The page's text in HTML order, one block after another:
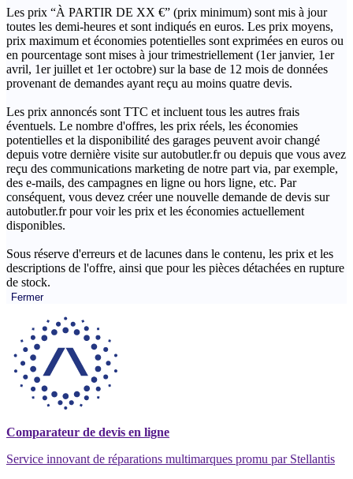
Les prix “À PARTIR DE XX €” (prix minimum) sont mis à jour
toutes les demi-heures et sont indiqués en euros. Les prix moyens,
prix maximum et économies potentielles sont exprimées en euros ou
en pourcentage sont mises à jour trimestriellement (1er janvier, 1er
avril, 1er juillet et 1er octobre) sur la base de 12 mois de données
provenant de demandes ayant reçu au moins quatre devis.
Les prix annoncés sont TTC et incluent tous les autres frais
éventuels. Le nombre d'offres, les prix réels, les économies
potentielles et la disponibilité des garages peuvent avoir changé
depuis votre dernière visite sur autobutler.fr ou depuis que vous avez
reçu des communications marketing de notre part via, par exemple,
des e-mails, des campagnes en ligne ou hors ligne, etc. Par
conséquent, vous devez créer une nouvelle demande de devis sur
autobutler.fr pour voir les prix et les économies actuellement
disponibles.
Sous réserve d'erreurs et de lacunes dans le contenu, les prix et les
descriptions de l'offre, ainsi que pour les pièces détachées en rupture
de stock.
Fermer
Comparateur de devis en ligne
Service innovant de réparations multimarques promu par Stellantis